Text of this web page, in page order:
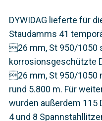
DYWIDAG lieferte für
Staudamms 41
26 mm, St 950/1050
korrosionsgeschützte
26 mm, St 950/1050
rund 5.800 m. Für
wurden außerdem 115
4 und 8